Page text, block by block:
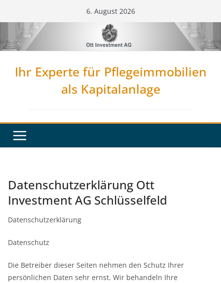
Inhalt
springen
6. August 2026
Ihr Experte für Pflegeimmobilien
als Kapitalanlage
Datenschutzerklärung Ott
Investment AG Schlüsselfeld
Datenschutzerklärung
Datenschutz
Die Betreiber dieser Seiten nehmen den Schutz Ihrer
persönlichen Daten sehr ernst. Wir behandeln Ihre